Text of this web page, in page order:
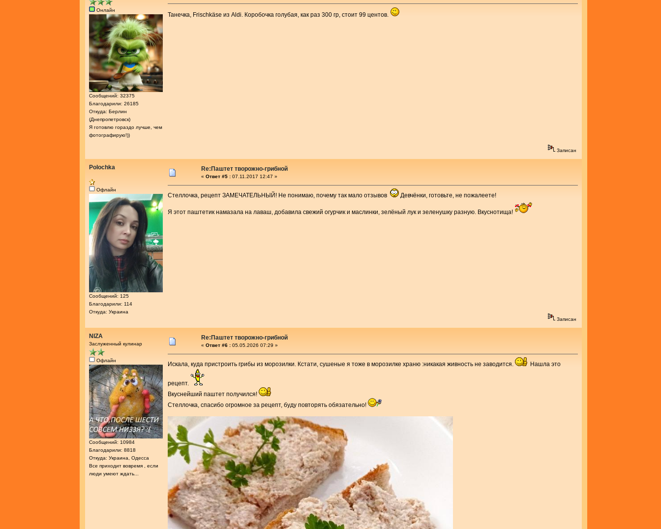
Онлайн
Сообщений: 32375
Благодарили: 26185
Откуда: Берлин
(Днепропетровск)
Я готовлю гораздо лучше, чем
фотографирую!))
Танечка, Frischkäse из Aldi. Коробочка голубая, как раз 300 гр, стоит 99 центов.
Записан
Polochka
Офлайн
Сообщений: 125
Благодарили: 114
Откуда: Украина
Re:Паштет творожно-грибной
« Ответ #5 : 07.11.2017 12:47 »
Стеллочка, рецепт ЗАМЕЧАТЕЛЬНЫЙ! Не понимаю, почему так мало отзывов Девчёнки, готовьте, не пожалеете!
Я этот паштетик намазала на лаваш, добавила свежий огурчик и маслинки, зелёный лук и зеленушку разную. Вкуснотища!
Записан
NIZA
Заслуженный кулинар
Офлайн
Сообщений: 10984
Благодарили: 8818
Откуда: Украина, Одесса
Все приходит вовремя , если
люди умеют ждать...
Re:Паштет творожно-грибной
« Ответ #6 : 05.05.2026 07:29 »
Искала, куда пристроить грибы из морозилки. Кстати, сушеные я тоже в морозилке храню :никакая живность не заводится. Нашла это
рецепт.
Вкуснейший паштет получился!
Стеллочка, спасибо огромное за рецепт, буду повторять обязательно!